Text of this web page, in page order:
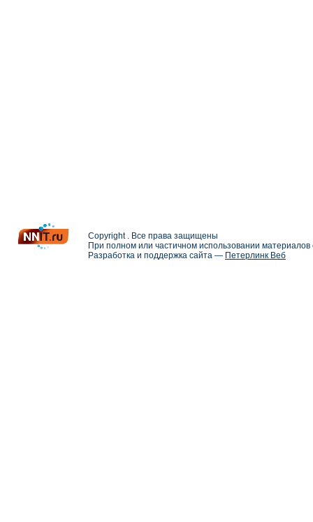
Copyright . Все права защищены
При полном или частичном использовании
Разработка и поддержка сайта — Петерлинк Веб